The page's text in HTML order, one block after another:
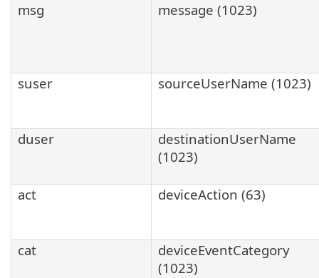
msg message (1023)
suser sourceUserName (1023)
duser
destinationUserName
(1023)
act deviceAction (63)
cat
deviceEventCategory
(1023)